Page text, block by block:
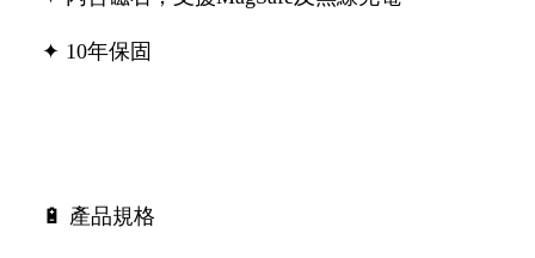
✦ 10年保固
🔋 產品規格